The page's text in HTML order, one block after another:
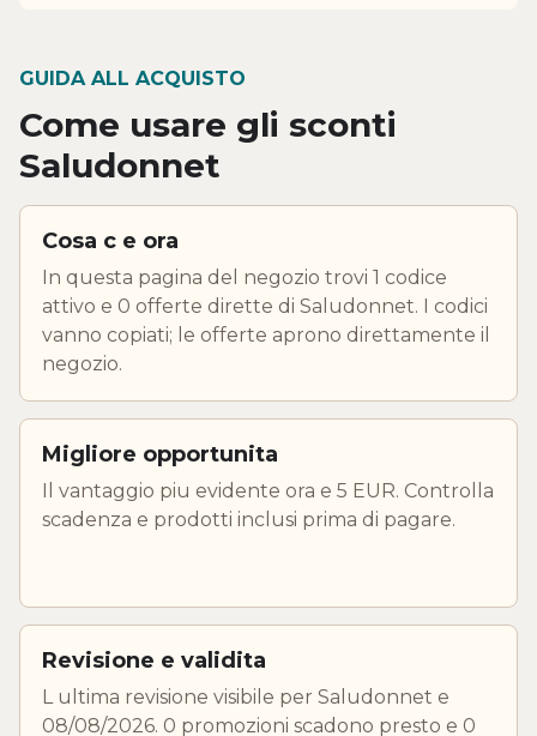
GUIDA ALL ACQUISTO
Come usare gli sconti
Saludonnet
Cosa c e ora
In questa pagina del negozio trovi 1 codice
attivo e 0 offerte dirette di Saludonnet. I codici
vanno copiati; le offerte aprono direttamente il
negozio.
Migliore opportunita
Il vantaggio piu evidente ora e 5 EUR. Controlla
scadenza e prodotti inclusi prima di pagare.
Revisione e validita
L ultima revisione visibile per Saludonnet e
08/08/2026. 0 promozioni scadono presto e 0